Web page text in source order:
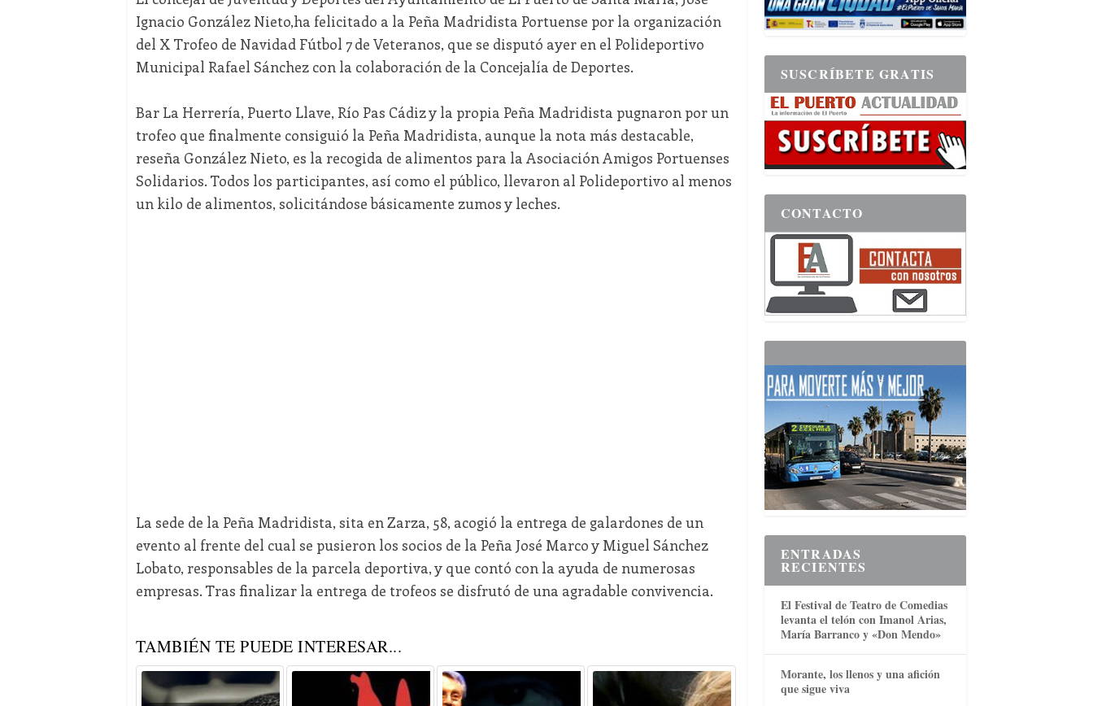
Ignacio González Nieto,ha felicitado a la Peña Madridista Portuense por la organización
del X Trofeo de Navidad Fútbol 7 de Veteranos, que se disputó ayer en el Polideportivo
Municipal Rafael Sánchez con la colaboración de la Concejalía de Deportes.
Bar La Herrería, Puerto Llave, Río Pas Cádiz y la propia Peña Madridista pugnaron por un
trofeo que finalmente consiguió la Peña Madridista, aunque la nota más destacable,
reseña González Nieto, es la recogida de alimentos para la Asociación Amigos Portuenses
Solidarios. Todos los participantes, así como el público, llevaron al Polideportivo al menos
un kilo de alimentos, solicitándose básicamente zumos y leches.
La sede de la Peña Madridista, sita en Zarza, 58, acogió la entrega de galardones de un
evento al frente del cual se pusieron los socios de la Peña José Marco y Miguel Sánchez
Lobato, responsables de la parcela deportiva, y que contó con la ayuda de numerosas
empresas. Tras finalizar la entrega de trofeos se disfrutó de una agradable convivencia.
TAMBIÉN TE PUEDE INTERESAR...
SUSCRÍBETE GRATIS
CONTACTO
ENTRADAS
RECIENTES
El Festival de Teatro de Comedias
levanta el telón con Imanol Arias,
María Barranco y «Don Mendo»
Morante, los llenos y una afición
que sigue viva